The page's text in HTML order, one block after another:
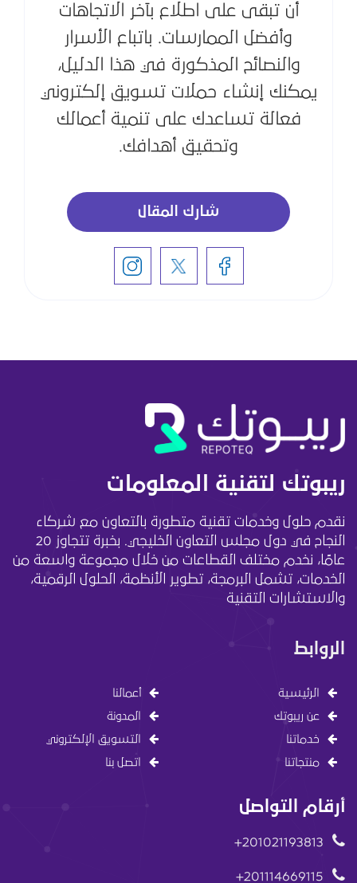
أن تبقى على اطلاع بآخر الاتجاهات
وأفضل الممارسات. باتباع الأسرار
والنصائح المذكورة في هذا الدليل،
يمكنك إنشاء حملات تسويق إلكتروني
فعالة تساعدك على تنمية أعمالك
وتحقيق أهدافك.
شارك المقال
ريبوتك لتقنية المعلومات
نقدم حلول وخدمات تقنية متطورة بالتعاون مع شركاء
النجاح في دول مجلس التعاون الخليجي. بخبرة تتجاوز 20
عامًا، نخدم مختلف القطاعات من خلال مجموعة واسعة من
الخدمات، تشمل البرمجة، تطوير الأنظمة، الحلول الرقمية،
والاستشارات التقنية
الروابط
الرئيسية
عن ريبوتك
خدماتنا
منتجاتنا
أعمالنا
المدونة
التسويق الإلكتروني
اتصل بنا
أرقام التواصل
201021193813+
201114669115+